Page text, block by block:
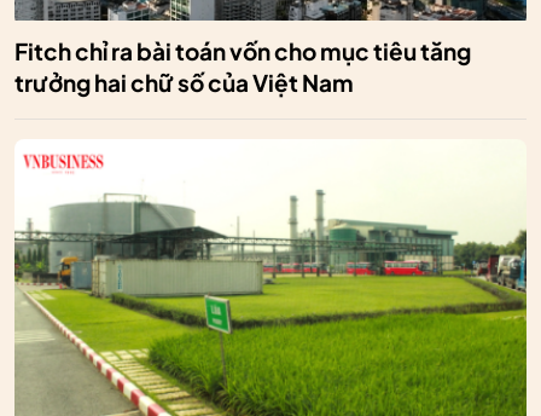
Fitch chỉ ra bài toán vốn cho mục tiêu tăng
trưởng hai chữ số của Việt Nam